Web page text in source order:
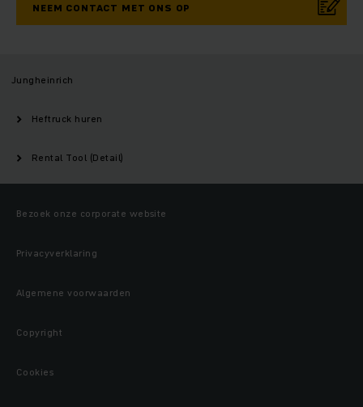
NEEM CONTACT MET ONS OP
Jungheinrich
Heftruck huren
Rental Tool (Detail)
Bezoek onze corporate website
Privacyverklaring
Algemene voorwaarden
Copyright
Cookies